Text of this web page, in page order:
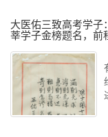
大医佑三致高考学子
莘学子金榜题名，前